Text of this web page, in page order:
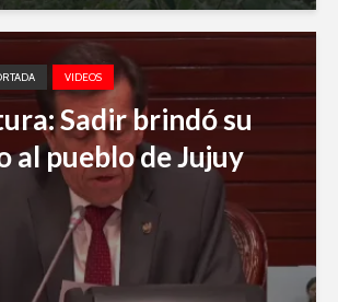
VIDEOS
Sadir brindó su
al pueblo de Jujuy